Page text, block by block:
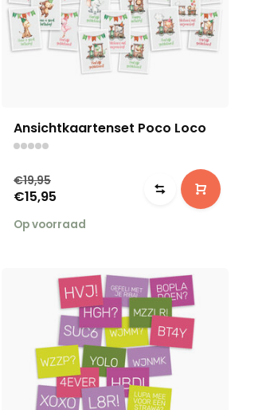
Ansichtkaartenset Poco Loco
€19,95
€15,95
Op voorraad